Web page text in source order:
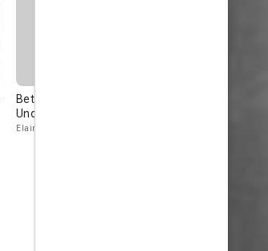
Betty
Underwood
Elaine Storm